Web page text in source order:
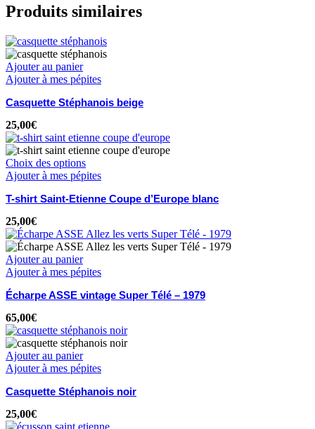
Produits similaires
Ajouter au panier
Ajouter à mes pépites
Casquette Stéphanois beige
25,00€
Choix des options
Ajouter à mes pépites
T-shirt Saint-Etienne Coupe d’Europe blanc
25,00€
Ajouter au panier
Ajouter à mes pépites
Écharpe ASSE vintage Super Télé – 1979
65,00€
Ajouter au panier
Ajouter à mes pépites
Casquette Stéphanois noir
25,00€